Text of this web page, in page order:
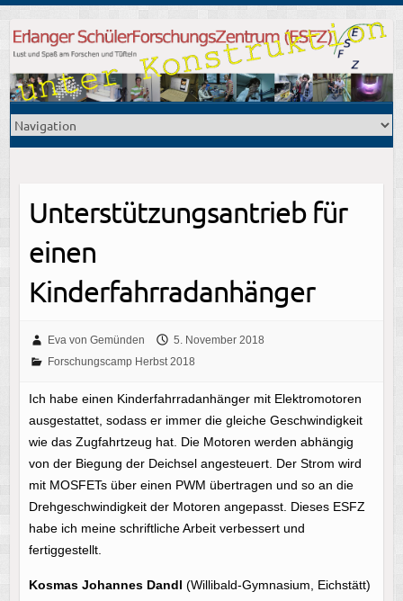
Unterstützungsantrieb für
einen
Kinderfahrradanhänger
Eva von Gemünden
5. November 2018
Forschungscamp Herbst 2018
Ich habe einen Kinderfahrradanhänger mit Elektromotoren
ausgestattet, sodass er immer die gleiche Geschwindigkeit
wie das Zugfahrtzeug hat. Die Motoren werden abhängig
von der Biegung der Deichsel angesteuert. Der Strom wird
mit MOSFETs über einen PWM übertragen und so an die
Drehgeschwindigkeit der Motoren angepasst. Dieses ESFZ
habe ich meine schriftliche Arbeit verbessert und
fertiggestellt.
Kosmas Johannes Dandl (Willibald-Gymnasium, Eichstätt)